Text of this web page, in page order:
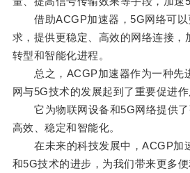
借助ACGP加速器，5G网络可以
求，提供更稳定、高效的网络连接，
转型和智能化进程。
总之，ACGP加速器作为一种先
网与5G技术的发展起到了重要促进作
它为物联网设备和5G网络提供了
高效、稳定和智能化。
在未来的科技发展中，ACGP加
和5G技术的进步，为我们带来更多便